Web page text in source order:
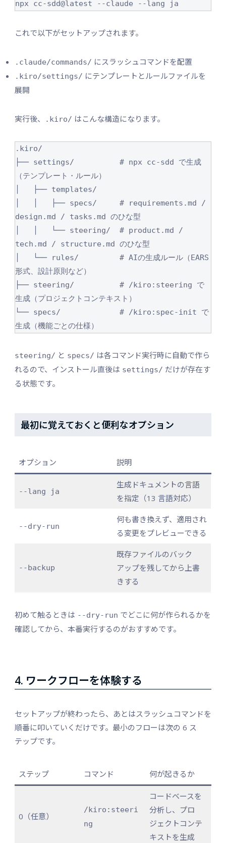
これで以下がセットアップされます。
.claude/commands/ にスラッシュコマンドを配置
.kiro/settings/ にテンプレートとルールファイルを
展開
実行後、 .kiro/ はこんな構造になります。
.kiro/
├── settings/          # npx cc-sdd で生成
（テンプレート・ルール）
│   ├── templates/
│   │   ├── specs/     # requirements.md /
design.md / tasks.md のひな型
│   │   └── steering/  # product.md /
tech.md / structure.md のひな型
│   └── rules/         # AIの生成ルール（EARS
形式、設計原則など）
├── steering/          # /kiro:steering で
生成（プロジェクトコンテキスト）
└── specs/             # /kiro:spec-init で
steering/ と specs/ は各コマンド実行時に自動で作ら
れるので、インストール直後は settings/ だけが存在す
る状態です。
最初に覚えておくと便利なオプション
オプション 説明
--lang ja
生成ドキュメントの言語
を指定（13 言語対応）
--dry-run
何も書き換えず、適用され
る変更をプレビューできる
--backup
既存ファイルのバック
アップを残してから上書
きする
初めて触るときは --dry-run でどこに何が作られるかを
確認してから、本番実行するのがおすすめです。
4. ワークフローを体験する
セットアップが終わったら、あとはスラッシュコマンドを
順番に叩いていくだけです。最小のフローは次の 6 ス
テップです。
ステップ コマンド 何が起きるか
0（任意）
/kiro:steeri
ng
コードベースを
分析し、プロ
ジェクトコンテ
キストを生成